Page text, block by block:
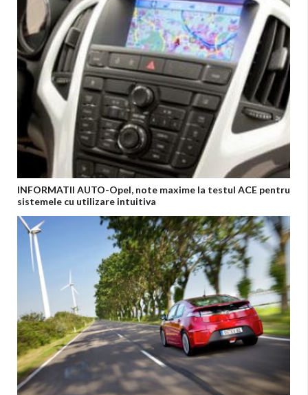
INFORMATII AUTO-Opel, note maxime la testul ACE pentru
sistemele cu utilizare intuitiva